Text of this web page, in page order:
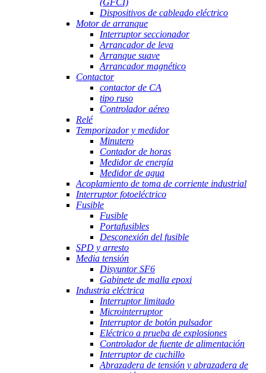
(GFCI)
Dispositivos de cableado eléctrico
Motor de arranque
Interruptor seccionador
Arrancador de leva
Arranque suave
Arrancador magnético
Contactor
contactor de CA
tipo ruso
Controlador aéreo
Relé
Temporizador y medidor
Minutero
Contador de horas
Medidor de energía
Medidor de agua
Acoplamiento de toma de corriente industrial
Interruptor fotoeléctrico
Fusible
Fusible
Portafusibles
Desconexión del fusible
SPD y arresto
Media tensión
Disyuntor SF6
Gabinete de malla epoxi
Industria eléctrica
Interruptor limitado
Microinterruptor
Interruptor de botón pulsador
Eléctrico a prueba de explosiones
Controlador de fuente de alimentación
Interruptor de cuchillo
Abrazadera de tensión y abrazadera de